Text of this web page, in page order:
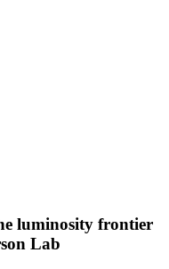
luminosity frontier
Lab